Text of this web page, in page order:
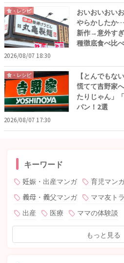
食・レシピ
おいおいおい
やらかしたか
新作→意外す
種徹底食べ比べ
2026/08/07 18:30
食・レシピ
【とんでもな
慌てて吉野家
たりじゃん」
パン！2選
2026/08/07 17:30
キーワード
妊娠・出産マンガ 育児マン
義母・義父マンガ
ママ友ト
出産
医療 ママの体験談
もっと見る